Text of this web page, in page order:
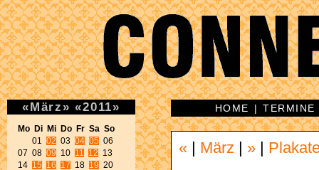
«März » «2011»
Mo Di Mi Do Fr Sa So
01 02 03 04 05 06
07 08 09 10 11 12 13
14 15 16 17 18 19 20
HOME |TERMINE
« März »